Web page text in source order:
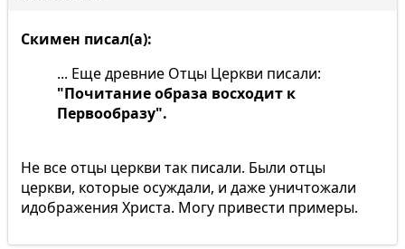
Скимен писал(а):
... Еще древние Отцы Церкви писали:
"Почитание образа восходит к
Первообразу".
Не все отцы церкви так писали. Были отцы
церкви, которые осуждали, и даже уничтожали
идображения Христа. Могу привести примеры.